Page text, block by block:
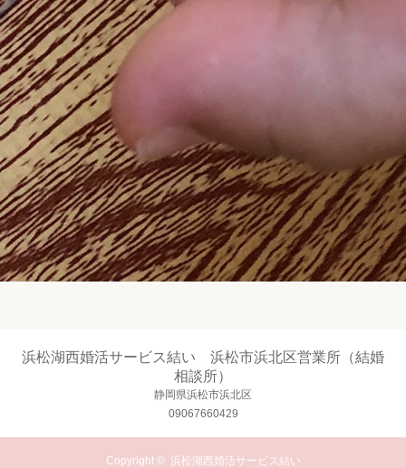
浜松湖西婚活サービス結い 浜松市浜北区営業所（結婚
相談所）
静岡県浜松市浜北区
09067660429
Copyright © 浜松湖西婚活サービス結い